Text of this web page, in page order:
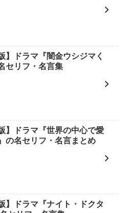
】ドラマ『闇金ウシジマく
セリフ・名言集
】ドラマ『世界の中心で愛
の名セリフ・名言まとめ
】ドラマ『ナイト・ドクタ